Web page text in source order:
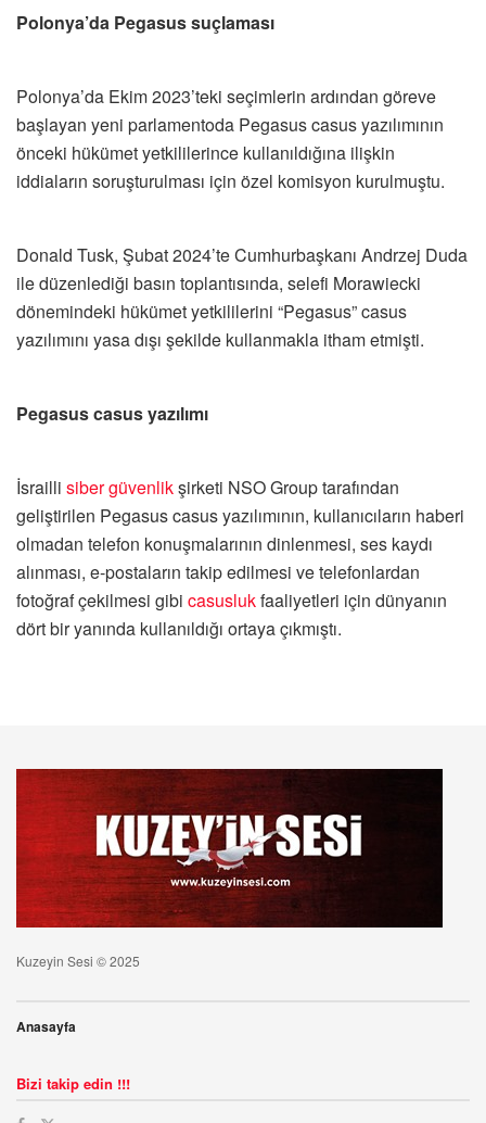
Polonya’da Pegasus suçlaması
Polonya’da Ekim 2023’teki seçimlerin ardından göreve
başlayan yeni parlamentoda Pegasus casus yazılımının
önceki hükümet yetkililerince kullanıldığına ilişkin
iddiaların soruşturulması için özel komisyon kurulmuştu.
Donald Tusk, Şubat 2024’te Cumhurbaşkanı Andrzej Duda
ile düzenlediği basın toplantısında, selefi Morawiecki
dönemindeki hükümet yetkililerini “Pegasus” casus
yazılımını yasa dışı şekilde kullanmakla itham etmişti.
Pegasus casus yazılımı
İsrailli siber güvenlikşirketi NSO Group tarafından
geliştirilen Pegasus casus yazılımının, kullanıcıların haberi
olmadan telefon konuşmalarının dinlenmesi, ses kaydı
alınması, e-postaların takip edilmesi ve telefonlardan
fotoğraf çekilmesi gibi casuslukfaaliyetleri için dünyanın
dört bir yanında kullanıldığı ortaya çıkmıştı.
Kuzeyin Sesi © 2025
Anasayfa
Bizi takip edin !!!